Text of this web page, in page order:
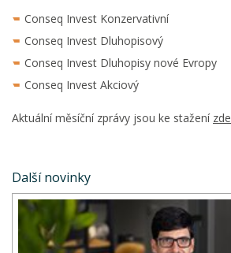
Conseq Invest Konzervativní
Conseq Invest Dluhopisový
Conseq Invest Dluhopisy nové Evropy
Conseq Invest Akciový
Aktuální měsíční zprávy jsou ke stažení zde
Další novinky